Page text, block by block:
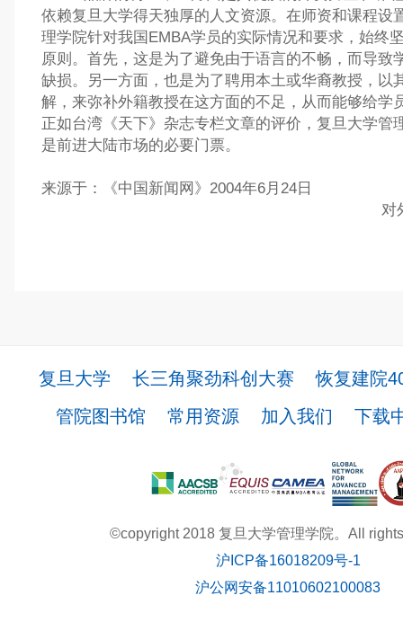
依赖复旦大学得天独厚的人文资源。在师资和课程设
理学院针对我国EMBA学员的实际情况和要求，始终
原则。首先，这是为了避免由于语言的不畅，而导致
缺损。另一方面，也是为了聘用本土或华裔教授，以
解，来弥补外籍教授在这方面的不足，从而能够给学
正如台湾《天下》杂志专栏文章的评价，复旦大学管
是前进大陆市场的必要门票。
来源于：《中国新闻网》2004年6月24日
对
复旦大学 长三角聚劲科创大赛
恢复建院
管院图书馆
常用资源 加入我们 下载
©copyright 2018 复旦大学管理学院。All
沪ICP备16018209号-1
沪公网安备11010602100083